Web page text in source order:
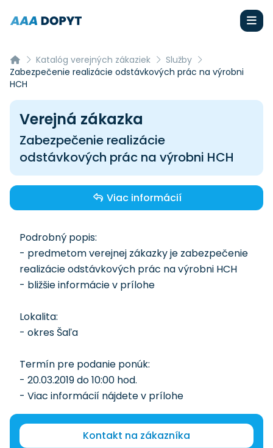
Katalóg verejných zákaziek
Služby
Zabezpečenie realizácie odstávkových prác na výrobni
HCH
Verejná zákazka
Zabezpečenie realizácie
odstávkových prác na výrobni HCH
Viac informácií
Podrobný popis:
- predmetom verejnej zákazky je zabezpečenie
realizácie odstávkových prác na výrobni HCH
- bližšie informácie v prílohe
Lokalita:
- okres Šaľa
Termín pre podanie ponúk:
- 20.03.2019 do 10:00 hod.
- Viac informácií nájdete v prílohe
Kontakt na zákazníka